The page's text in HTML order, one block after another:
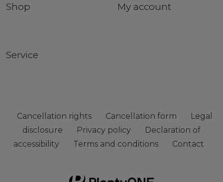
Shop My account
Service
Cancellation rights Cancellation form
Legal
disclosure
Privacy policy
Declaration of
accessibility
Terms and conditions Contact